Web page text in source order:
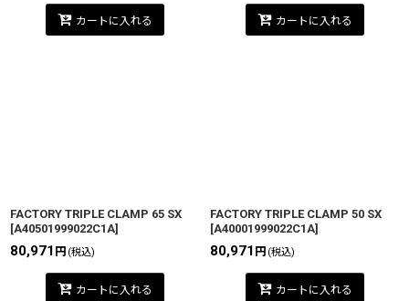
カートに入れる カートに入れる
FACTORY TRIPLE CLAMP 65 SX
[A40501999022C1A]
80,971 円 (税込)
カートに入れる
FACTORY TRIPLE CLAMP 50 SX
[A40001999022C1A]
80,971 円 (税込)
カートに入れる